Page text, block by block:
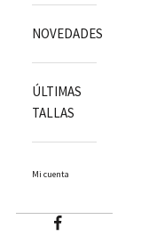
NOVEDADES
ÚLTIMAS
TALLAS
Mi cuenta